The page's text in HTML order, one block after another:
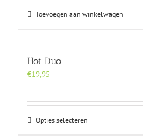
Toevoegen aan winkelwagen
Hot Duo
€19,95
Opties selecteren